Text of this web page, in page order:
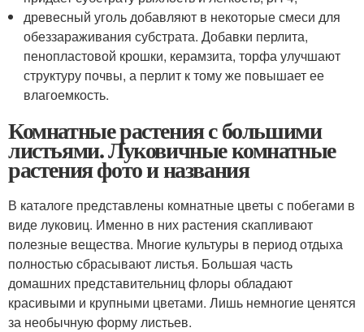
древесный уголь добавляют в некоторые смеси для
обеззараживания субстрата. Добавки перлита,
пенопластовой крошки, керамзита, торфа улучшают
структуру почвы, а перлит к тому же повышает ее
влагоемкость.
Комнатные растения с большими
листьями. Луковичные комнатные
растения фото и названия
В каталоге представлены комнатные цветы с побегами в
виде луковиц. Именно в них растения скапливают
полезные вещества. Многие культуры в период отдыха
полностью сбрасывают листья. Большая часть
домашних представительниц флоры обладают
красивыми и крупными цветами. Лишь немногие ценятся
за необычную форму листьев.